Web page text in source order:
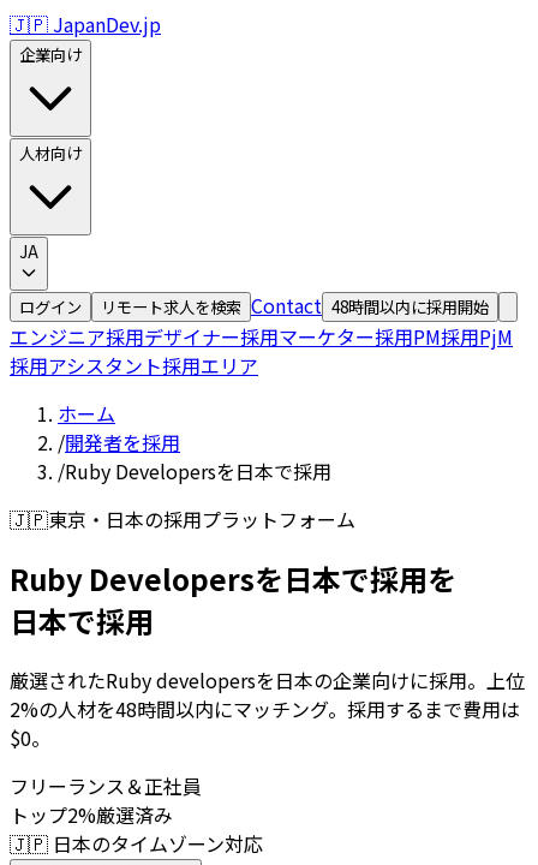
🇯🇵 JapanDev.jp
企業向け
人材向け
JA
ログイン リモート求人を検索 Contact 48時間以内に採用開始
エンジニア採用デザイナー採用マーケター採用PM採用PjM
採用アシスタント採用エリア
ホーム
/開発者を採用
/Ruby Developersを日本で採用
🇯🇵東京・日本の採用プラットフォーム
Ruby Developersを日本で採用を
日本で採用
厳選されたRuby developersを日本の企業向けに採用。上位
2%の人材を48時間以内にマッチング。採用するまで費用は
$0。
フリーランス＆正社員
トップ2%厳選済み
🇯🇵 日本のタイムゾーン対応